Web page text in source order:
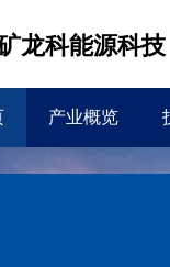
龙科能源科
产业概览